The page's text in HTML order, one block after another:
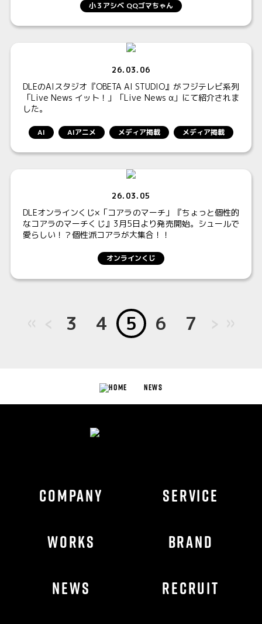
小３アシベ QQゴマちゃん
26.03.06
DLEのAIスタジオ『OBETA AI STUDIO』がフジテレビ系列
「Live News イット！」「Live News α」にて紹介されま
した。
AI AIアニメ メディア掲載 メディア掲載
26.03.05
DLEオンラインくじ×「コアラのマーチ」『ちょっと個性的
なコアラのマーチくじ』3月5日より発売開始。シュールで
愛らしい！？個性派コアラが大集合！！
オンラインくじ
3 4 5 6 7
NEWS
COMPANY SERVICE
WORKS BRAND
NEWS RECRUIT